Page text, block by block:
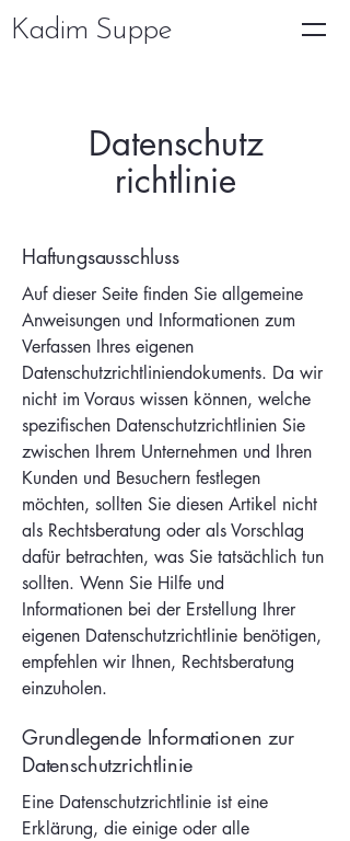
Kadim Suppe
Datenschutz
richtlinie
Haftungsausschluss
Auf dieser Seite finden Sie allgemeine
Anweisungen und Informationen zum
Verfassen Ihres eigenen
Datenschutzrichtliniendokuments. Da wir
nicht im Voraus wissen können, welche
spezifischen Datenschutzrichtlinien Sie
zwischen Ihrem Unternehmen und Ihren
Kunden und Besuchern festlegen
möchten, sollten Sie diesen Artikel nicht
als Rechtsberatung oder als Vorschlag
dafür betrachten, was Sie tatsächlich tun
sollten. Wenn Sie Hilfe und
Informationen bei der Erstellung Ihrer
eigenen Datenschutzrichtlinie benötigen,
empfehlen wir Ihnen, Rechtsberatung
einzuholen.
Grundlegende Informationen zur
Datenschutzrichtlinie
Eine Datenschutzrichtlinie ist eine
Erklärung, die einige oder alle